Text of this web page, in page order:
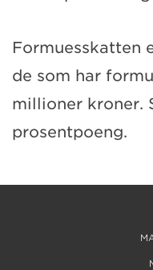
Formuesskatten
de som har
millioner kroner.
prosentpoeng.